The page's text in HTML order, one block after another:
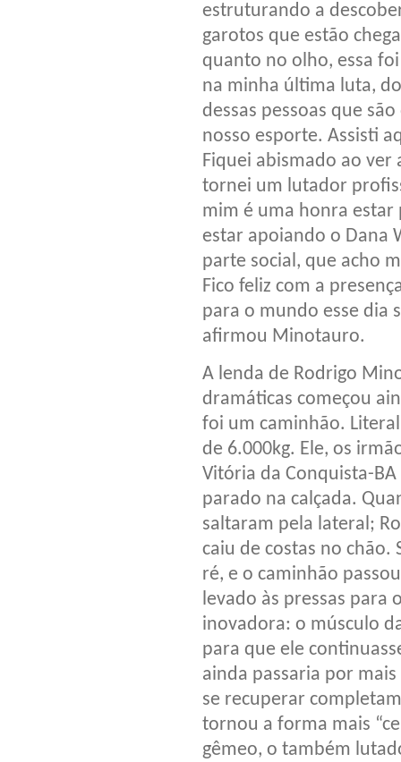
estruturando a
garotos que estão
quanto no olho, essa
na minha última luta,
dessas pessoas que
nosso esporte. Assisti
Fiquei abismado ao ver
tornei um lutador
mim é uma honra
estar apoiando o Dana
parte social, que acho
Fico feliz com a
para o mundo esse dia
afirmou Minotauro.
A lenda de Rodrigo
dramáticas começou
foi um caminhão.
de 6.000kg. Ele, os
Vitória da Conquista-
parado na calçada.
saltaram pela lateral;
caiu de costas no
ré, e o caminhão
levado às pressas para
inovadora: o músculo
para que ele
ainda passaria por
se recuperar
tornou a forma mais
gêmeo, o também